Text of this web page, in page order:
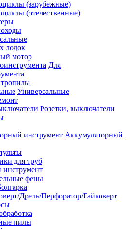
(зарубежные)
(отечественные)
лодок
мотор
Для
Универсальные
Розетки, выключатели
Аккумуляторный
для труб
фены
Дрель/Перфоратор/Гайковерт
пилы